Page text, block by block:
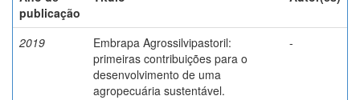
publicação
2019
Embrapa Agrossilvipastoril:
primeiras contribuições para o
desenvolvimento de uma
agropecuária sustentável.
-